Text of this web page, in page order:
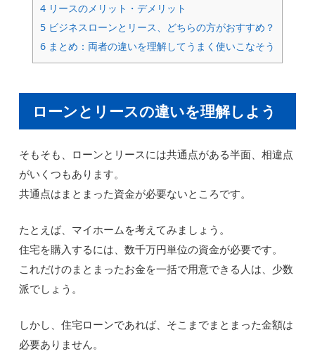
4 リースのメリット・デメリット
5 ビジネスローンとリース、どちらの方がおすすめ？
6 まとめ：両者の違いを理解してうまく使いこなそう
ローンとリースの違いを理解しよう
そもそも、ローンとリースには共通点がある半面、相違点
がいくつもあります。
共通点はまとまった資金が必要ないところです。
たとえば、マイホームを考えてみましょう。
住宅を購入するには、数千万円単位の資金が必要です。
これだけのまとまったお金を一括で用意できる人は、少数
派でしょう。
しかし、住宅ローンであれば、そこまでまとまった金額は
必要ありません。